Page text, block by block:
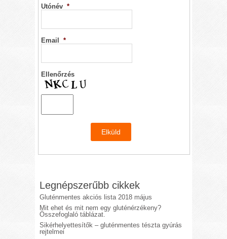
Utónév *
Email *
Ellenőrzés
Legnépszerűbb cikkek
Gluténmentes akciós lista 2018 május
Mit ehet és mit nem egy gluténérzékeny?
Összefoglaló táblázat.
Sikérhelyettesítők – gluténmentes tészta gyúrás
rejtelmei